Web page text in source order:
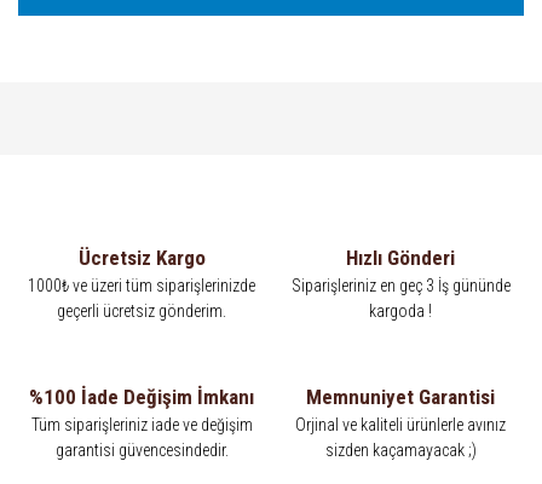
Ücretsiz Kargo
1000₺ ve üzeri tüm siparişlerinizde
geçerli ücretsiz gönderim.
Hızlı Gönderi
Siparişleriniz en geç 3 İş gününde
kargoda !
%100 İade Değişim İmkanı
Tüm siparişleriniz iade ve değişim
garantisi güvencesindedir.
Memnuniyet Garantisi
Orjinal ve kaliteli ürünlerle avınız
sizden kaçamayacak ;)